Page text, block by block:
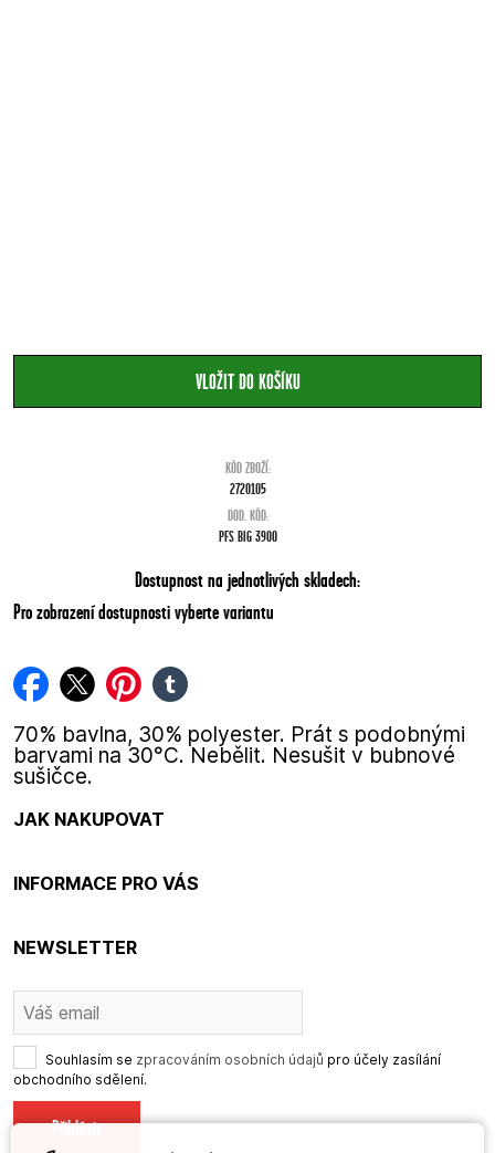
KÓD ZBOŽÍ:
2720105
DOD. KÓD:
PFS BIG 3900
Dostupnost na jednotlivých skladech:
Pro zobrazení dostupnosti vyberte variantu
facebook
twitterpinterest
tumblr
70% bavlna, 30% polyester. Prát s podobnými
barvami na 30°C. Nebělit. Nesušit v bubnové
sušičce.
JAK NAKUPOVAT
INFORMACE PRO VÁS
NEWSLETTER
Souhlasím se zpracováním osobních údajů pro účely zasílání
obchodního sdělení.